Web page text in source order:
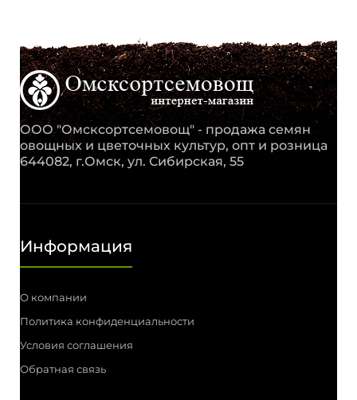
ООО "Омсксортсемовощ" - продажа семян
овощных и цветочных культур, опт и розница
644082, г.Омск, ул. Сибирская, 55
Информация
О компании
Политика конфиденциальности
Условия соглашения
Обратная связь